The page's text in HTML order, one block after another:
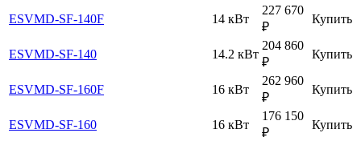
ESVMD-SF-140F 14 кВт
227 670
₽
Купить
ESVMD-SF-140 14.2 кВт
204 860
₽
Купить
ESVMD-SF-160F 16 кВт
262 960
₽
Купить
ESVMD-SF-160 16 кВт
176 150
₽
Купить